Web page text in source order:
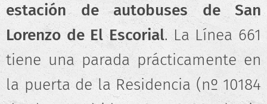
estación de autobuses de San
Lorenzo de El Escorial. La Línea 661
tiene una parada prácticamente en
la puerta de la Residencia (nº 10184